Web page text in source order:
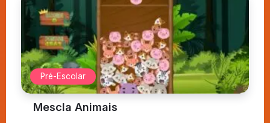
Pré-Escolar
Mescla Animais